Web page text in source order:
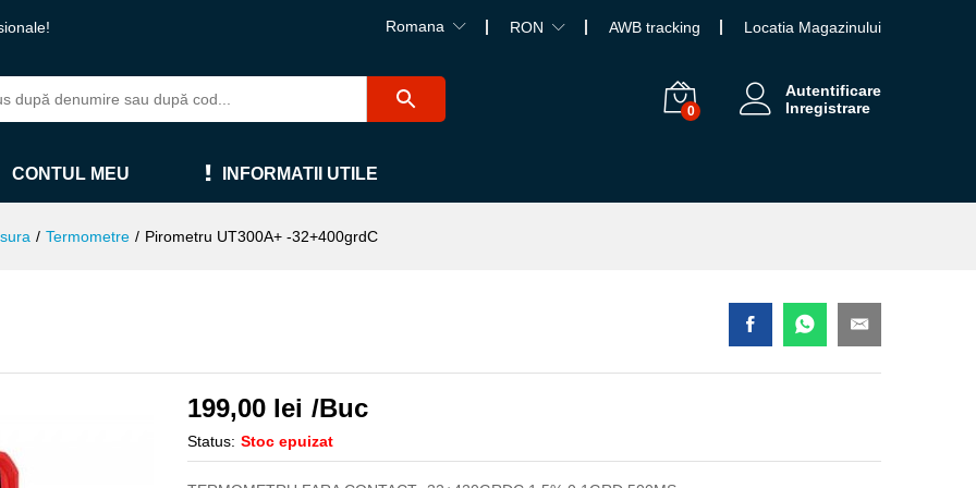
Romana RON AWB tracking Locatia Magazinului
0
Autentificare
Inregistrare
CONTUL MEU INFORMATII UTILE
/ Termometre / Pirometru UT300A+ -32+400grdC
199,00 lei /Buc
Status: Stoc epuizat